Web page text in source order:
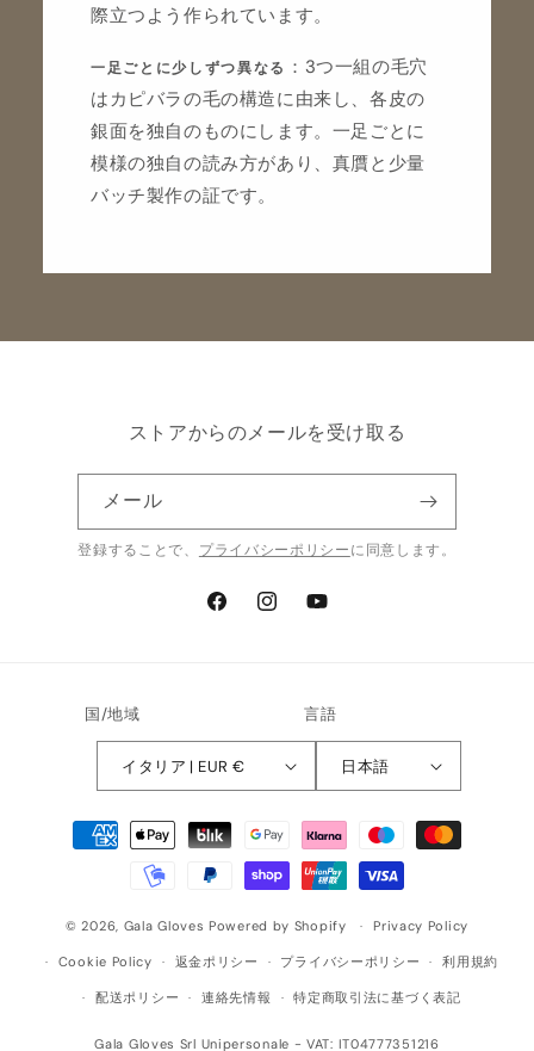
際立つよう作られています。
一足ごとに少しずつ異なる ：3つ一組の毛穴
はカピバラの毛の構造に由来し、各皮の
銀面を独自のものにします。一足ごとに
模様の独自の読み方があり、真贋と少量
バッチ製作の証です。
ストアからのメールを受け取る
メール
登録することで、 プライバシーポリシーに同意します。
FacebookInstagramYouTube
国/地域
イタリア | EUR €
言語
日本語
© 2026, Gala Gloves Powered by Shopify Privacy Policy
Cookie Policy 返金ポリシー プライバシーポリシー 利用規約
配送ポリシー 連絡先情報 特定商取引法に基づく表記
Gala Gloves Srl Unipersonale - VAT: IT04777351216